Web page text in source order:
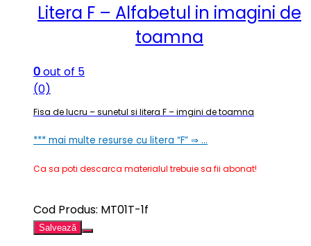
Litera F – Alfabetul in imagini de
toamna
0out of 5
(0)
Fisa de lucru – sunetul si litera F – imgini de toamna
*** mai multe resurse cu litera “F” ⇒ …
Ca sa poti descarca materialul trebuie sa fii abonat!
Cod Produs: MT01T-1f
Salvează